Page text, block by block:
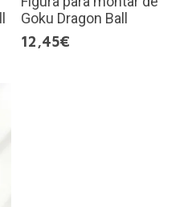
Goku Dragon Ball
12,45€